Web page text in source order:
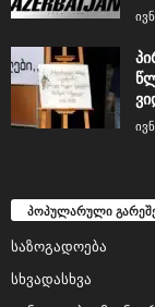
პოპულარული
საზოგადოება
სხვადასხვა